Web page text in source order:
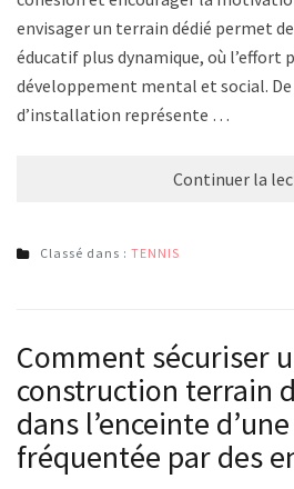
envisager un terrain dédié permet
éducatif plus dynamique, où l’effort
développement mental et social. De
d’installation représente …
Continuer la
Classé dans : TENNIS
Comment sécuriser
construction terrain
dans l’enceinte
fréquentée par des